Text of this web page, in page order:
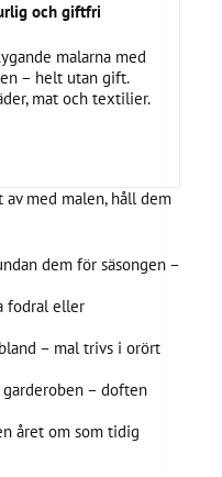
och giftfri
malarna med
– helt utan gift.
mat och textilier.
av med malen, håll dem
dem för säsongen –
fodral eller
– mal trivs i orört
– doften
året om som tidig